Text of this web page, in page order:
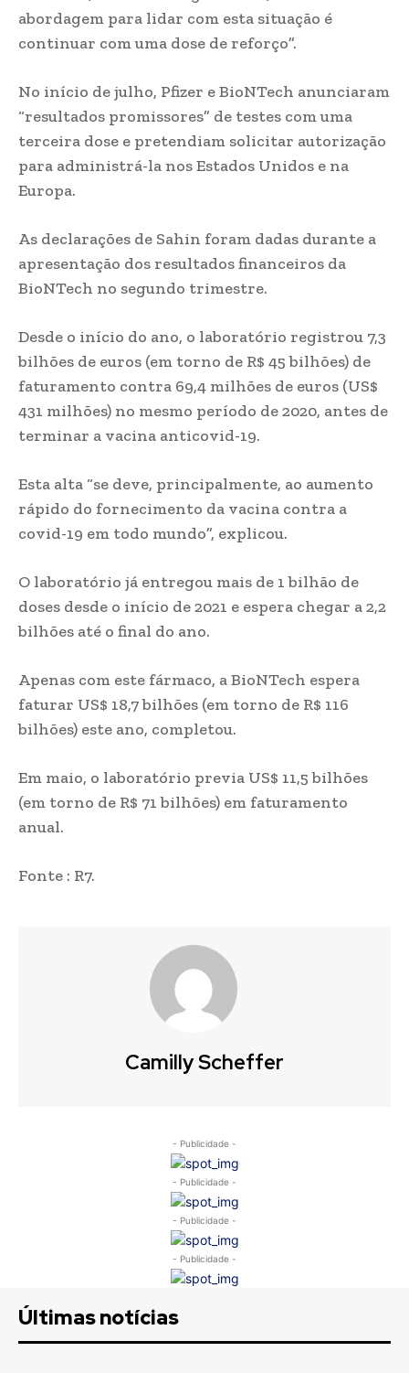
abordagem para lidar com esta situação é
continuar com uma dose de reforço”.
No início de julho, Pfizer e BioNTech anunciaram
“resultados promissores” de testes com uma
terceira dose e pretendiam solicitar autorização
para administrá-la nos Estados Unidos e na
Europa.
As declarações de Sahin foram dadas durante a
apresentação dos resultados financeiros da
BioNTech no segundo trimestre.
Desde o início do ano, o laboratório registrou 7,3
bilhões de euros (em torno de R$ 45 bilhões) de
faturamento contra 69,4 milhões de euros (US$
431 milhões) no mesmo período de 2020, antes de
terminar a vacina anticovid-19.
Esta alta “se deve, principalmente, ao aumento
rápido do fornecimento da vacina contra a
covid-19 em todo mundo”, explicou.
O laboratório já entregou mais de 1 bilhão de
doses desde o início de 2021 e espera chegar a 2,2
bilhões até o final do ano.
Apenas com este fármaco, a BioNTech espera
faturar US$ 18,7 bilhões (em torno de R$ 116
bilhões) este ano, completou.
Em maio, o laboratório previa US$ 11,5 bilhões
(em torno de R$ 71 bilhões) em faturamento
anual.
Fonte : R7.
Camilly Scheffer
- Publicidade -
- Publicidade -
- Publicidade -
- Publicidade -
Últimas notícias